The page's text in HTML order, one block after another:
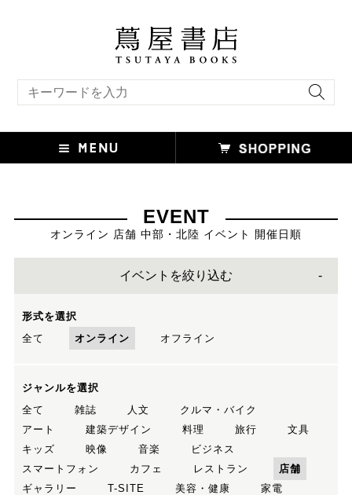
EVENT
オンライン 店舗 中部・北陸 イベント 開催日順
イベントを絞り込む
形式を選択
全て
オンライン オフライン
ジャンルを選択
全て
雑誌 人文
クルマ・バイク
アート
建築デザイン 料理 旅行
文具
キッズ
映像 音楽
ビジネス
スマートフォン
カフェ レストラン
店舗
ギャラリー
T-SITE 美容・健康
家電